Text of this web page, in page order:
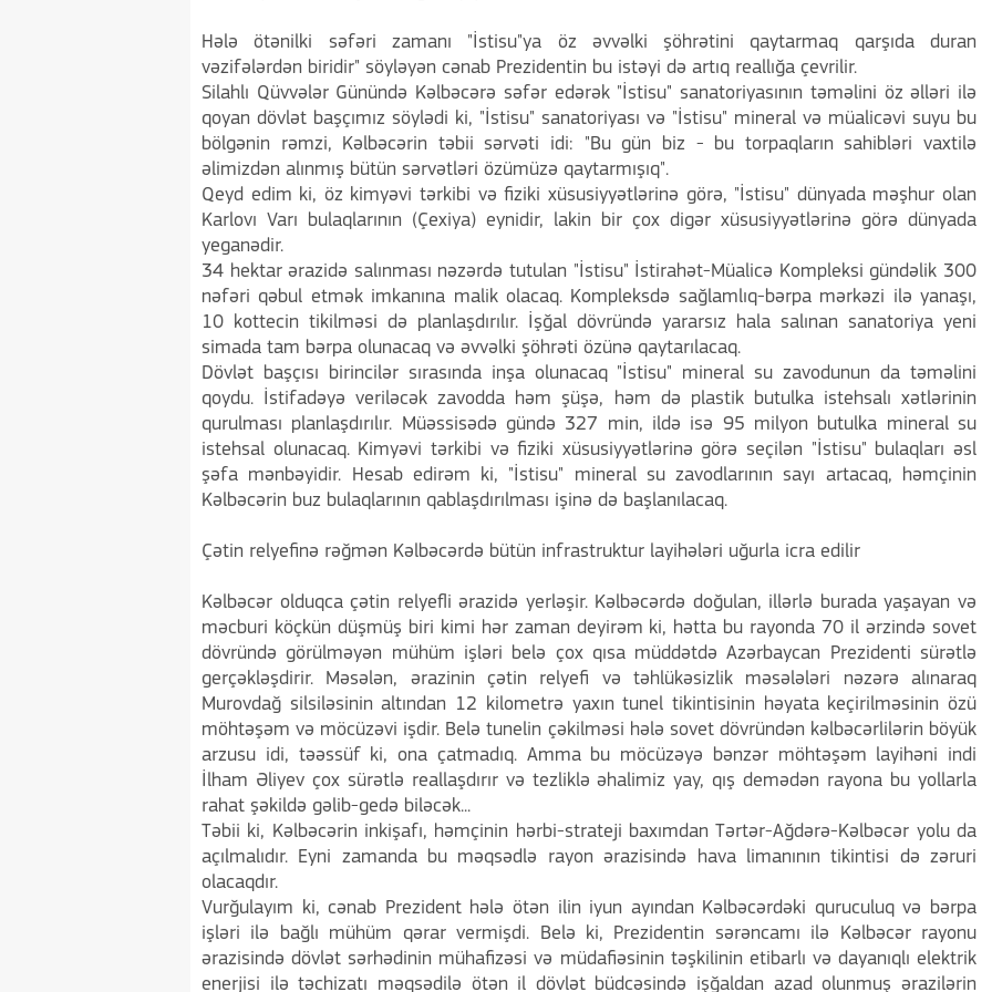
Hələ ötənilki səfəri zamanı "İstisu"ya öz əvvəlki şöhrətini qaytarmaq qarşıda duran
vəzifələrdən biridir" söyləyən cənab Prezidentin bu istəyi də artıq reallığa çevrilir.
Silahlı Qüvvələr Günündə Kəlbəcərə səfər edərək "İstisu" sanatoriyasının təməlini öz əlləri ilə
qoyan dövlət başçımız söylədi ki, "İstisu" sanatoriyası və "İstisu" mineral və müalicəvi suyu bu
bölgənin rəmzi, Kəlbəcərin təbii sərvəti idi: "Bu gün biz - bu torpaqların sahibləri vaxtilə
əlimizdən alınmış bütün sərvətləri özümüzə qaytarmışıq".
Qeyd edim ki, öz kimyəvi tərkibi və fiziki xüsusiyyətlərinə görə, "İstisu" dünyada məşhur olan
Karlovı Varı bulaqlarının (Çexiya) eynidir, lakin bir çox digər xüsusiyyətlərinə görə dünyada
yeganədir.
34 hektar ərazidə salınması nəzərdə tutulan "İstisu" İstirahət-Müalicə Kompleksi gündəlik 300
nəfəri qəbul etmək imkanına malik olacaq. Kompleksdə sağlamlıq-bərpa mərkəzi ilə yanaşı,
10 kottecin tikilməsi də planlaşdırılır. İşğal dövründə yararsız hala salınan sanatoriya yeni
simada tam bərpa olunacaq və əvvəlki şöhrəti özünə qaytarılacaq.
Dövlət başçısı birincilər sırasında inşa olunacaq "İstisu" mineral su zavodunun da təməlini
qoydu. İstifadəyə veriləcək zavodda həm şüşə, həm də plastik butulka istehsalı xətlərinin
qurulması planlaşdırılır. Müəssisədə gündə 327 min, ildə isə 95 milyon butulka mineral su
istehsal olunacaq. Kimyəvi tərkibi və fiziki xüsusiyyətlərinə görə seçilən "İstisu" bulaqları əsl
şəfa mənbəyidir. Hesab edirəm ki, "İstisu" mineral su zavodlarının sayı artacaq, həmçinin
Kəlbəcərin buz bulaqlarının qablaşdırılması işinə də başlanılacaq.
Çətin relyefinə rəğmən Kəlbəcərdə bütün infrastruktur layihələri uğurla icra edilir
Kəlbəcər olduqca çətin relyefli ərazidə yerləşir. Kəlbəcərdə doğulan, illərlə burada yaşayan və
məcburi köçkün düşmüş biri kimi hər zaman deyirəm ki, hətta bu rayonda 70 il ərzində sovet
dövründə görülməyən mühüm işləri belə çox qısa müddətdə Azərbaycan Prezidenti sürətlə
gerçəkləşdirir. Məsələn, ərazinin çətin relyefi və təhlükəsizlik məsələləri nəzərə alınaraq
Murovdağ silsiləsinin altından 12 kilometrə yaxın tunel tikintisinin həyata keçirilməsinin özü
möhtəşəm və möcüzəvi işdir. Belə tunelin çəkilməsi hələ sovet dövründən kəlbəcərlilərin böyük
arzusu idi, təəssüf ki, ona çatmadıq. Amma bu möcüzəyə bənzər möhtəşəm layihəni indi
İlham Əliyev çox sürətlə reallaşdırır və tezliklə əhalimiz yay, qış demədən rayona bu yollarla
rahat şəkildə gəlib-gedə biləcək...
Təbii ki, Kəlbəcərin inkişafı, həmçinin hərbi-strateji baxımdan Tərtər-Ağdərə-Kəlbəcər yolu da
açılmalıdır. Eyni zamanda bu məqsədlə rayon ərazisində hava limanının tikintisi də zəruri
olacaqdır.
Vurğulayım ki, cənab Prezident hələ ötən ilin iyun ayından Kəlbəcərdəki quruculuq və bərpa
işləri ilə bağlı mühüm qərar vermişdi. Belə ki, Prezidentin sərəncamı ilə Kəlbəcər rayonu
ərazisində dövlət sərhədinin mühafizəsi və müdafiəsinin təşkilinin etibarlı və dayanıqlı elektrik
enerjisi ilə təchizatı məqsədilə ötən il dövlət büdcəsində işğaldan azad olunmuş ərazilərin